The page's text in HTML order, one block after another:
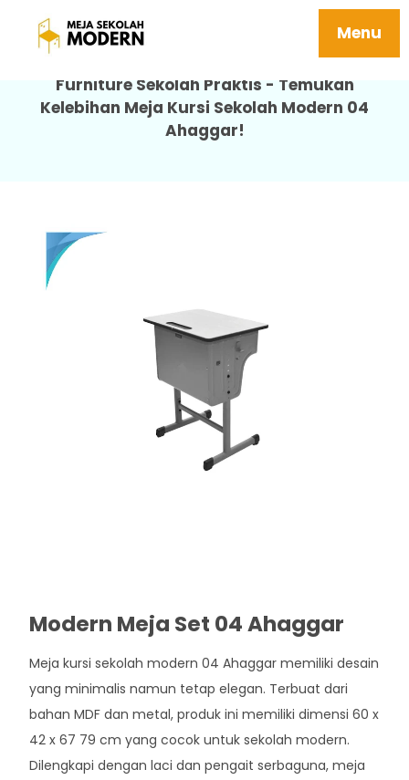
Menu
Meja Sekolah Modern Kuat 04 Ahaggar
Furniture Sekolah Praktis - Temukan
Kelebihan Meja Kursi Sekolah Modern 04
Ahaggar!
Modern Meja Set 04 Ahaggar
Meja kursi sekolah modern 04 Ahaggar memiliki desain
yang minimalis namun tetap elegan. Terbuat dari
bahan MDF dan metal, produk ini memiliki dimensi 60 x
42 x 67 79 cm yang cocok untuk sekolah modern.
Dilengkapi dengan laci dan pengait serbaguna, meja